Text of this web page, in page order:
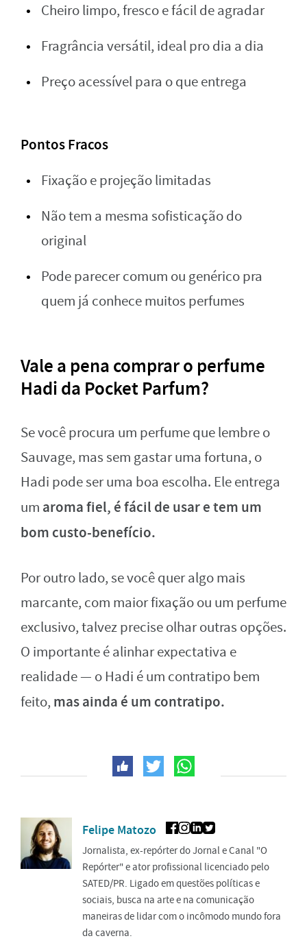
Cheiro limpo, fresco e fácil de agradar
Fragrância versátil, ideal pro dia a dia
Preço acessível para o que entrega
Pontos Fracos
Fixação e projeção limitadas
Não tem a mesma sofisticação do
original
Pode parecer comum ou genérico pra
quem já conhece muitos perfumes
Vale a pena comprar o perfume
Hadi da Pocket Parfum?
Se você procura um perfume que lembre o
Sauvage, mas sem gastar uma fortuna, o
Hadi pode ser uma boa escolha. Ele entrega
um aroma fiel, é fácil de usar e tem um
bom custo-benefício.
Por outro lado, se você quer algo mais
marcante, com maior fixação ou um perfume
exclusivo, talvez precise olhar outras opções.
O importante é alinhar expectativa e
realidade — o Hadi é um contratipo bem
feito, mas ainda é um contratipo.
Felipe Matozo
Jornalista, ex-repórter do Jornal e Canal "O
Repórter" e ator profissional licenciado pelo
SATED/PR. Ligado em questões políticas e
sociais, busca na arte e na comunicação
maneiras de lidar com o incômodo mundo fora
da caverna.